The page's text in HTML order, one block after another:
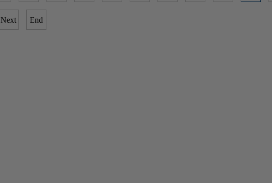
Next End